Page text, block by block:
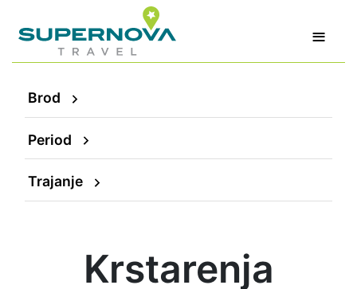
≡
Krstarenja
Brod
Period
Trajanje